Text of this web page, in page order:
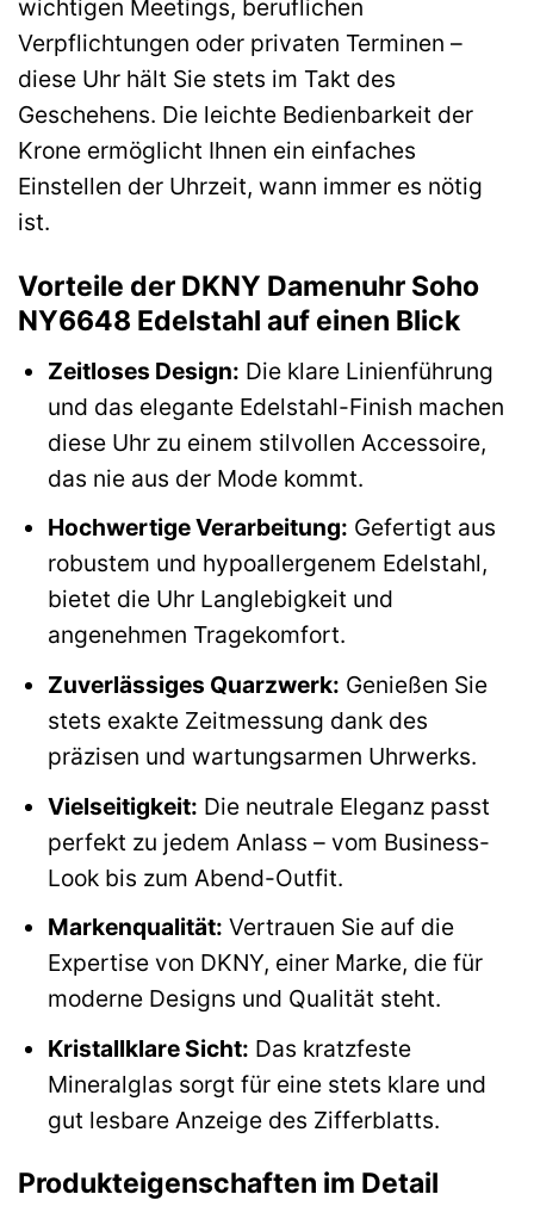
wichtigen Meetings, beruflichen
Verpflichtungen oder privaten Terminen –
diese Uhr hält Sie stets im Takt des
Geschehens. Die leichte Bedienbarkeit der
Krone ermöglicht Ihnen ein einfaches
Einstellen der Uhrzeit, wann immer es nötig
ist.
Vorteile der DKNY Damenuhr Soho
NY6648 Edelstahl auf einen Blick
Zeitloses Design: Die klare Linienführung
und das elegante Edelstahl-Finish machen
diese Uhr zu einem stilvollen Accessoire,
das nie aus der Mode kommt.
Hochwertige Verarbeitung: Gefertigt aus
robustem und hypoallergenem Edelstahl,
bietet die Uhr Langlebigkeit und
angenehmen Tragekomfort.
Zuverlässiges Quarzwerk: Genießen Sie
stets exakte Zeitmessung dank des
präzisen und wartungsarmen Uhrwerks.
Vielseitigkeit: Die neutrale Eleganz passt
perfekt zu jedem Anlass – vom Business-
Look bis zum Abend-Outfit.
Markenqualität: Vertrauen Sie auf die
Expertise von DKNY, einer Marke, die für
moderne Designs und Qualität steht.
Kristallklare Sicht: Das kratzfeste
Mineralglas sorgt für eine stets klare und
gut lesbare Anzeige des Zifferblatts.
Produkteigenschaften im Detail